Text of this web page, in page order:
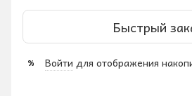
Быстрый
% Войти для отображения